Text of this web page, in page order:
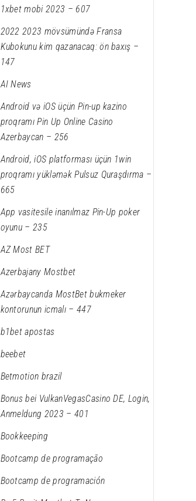
1xbet mobi 2023 – 607
2022 2023 mövsümündə Fransa
Kubokunu kim qazanacaq: ön baxış –
147
AI News
Android və iOS üçün Pin-up kazino
proqramı Pin Up Online Casino
Azerbaycan – 256
Android, iOS platforması üçün 1win
proqramı yükləmək Pulsuz Quraşdırma –
665
App vasitesile inanılmaz Pin-Up poker
oyunu – 235
AZ Most BET
Azerbajany Mostbet
Azərbaycanda MostBet bukmeker
kontorunun icmalı – 447
b1bet apostas
beebet
Betmotion brazil
Bonus bei VulkanVegasCasino DE, Login,
Anmeldung 2023 – 401
Bookkeeping
Bootcamp de programação
Bootcamp de programación